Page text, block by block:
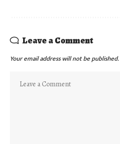
Leave a Comment
Your email address will not be published.